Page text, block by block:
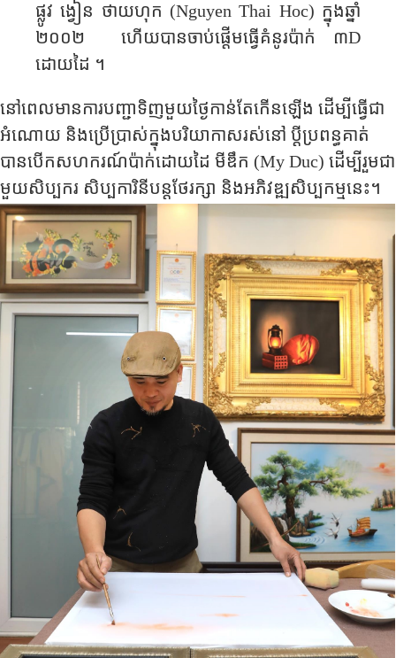
ផ្លូវ​ ង្វៀន​ ថាយ​ហុក (Nguyen Thai Hoc) ក្នុង​ឆ្នាំ​
២០០២ ហើយ​បាន​ចាប់ផ្តើម​ធ្វើគំនូរ​ប៉ាក់​ ៣D
ដោយ​ដៃ ។
នៅពេល​មាន​ការ​បញ្ជា​ទិញមួយថ្ងៃកាន់​តែ​កើនឡើង ដើម្បី​ធ្វើ​ជា
អំណោយ​ និង​ប្រើប្រាស់ក្នុងបរិយាកាស​រស់​នៅ​ ប្តី​ប្រពន្ធ​គាត់
បាន​បើក​សហករណ៍​ប៉ាក់​ដោយដៃ មីឌឹក (My Duc) ដើម្បី​រួមជា
មួយសិប្បករ​ សិប្បការិនីបន្ត​ថែ​រក្សា​ និង​អភិវឌ្ឍ​សិប្បកម្ម​នេះ។